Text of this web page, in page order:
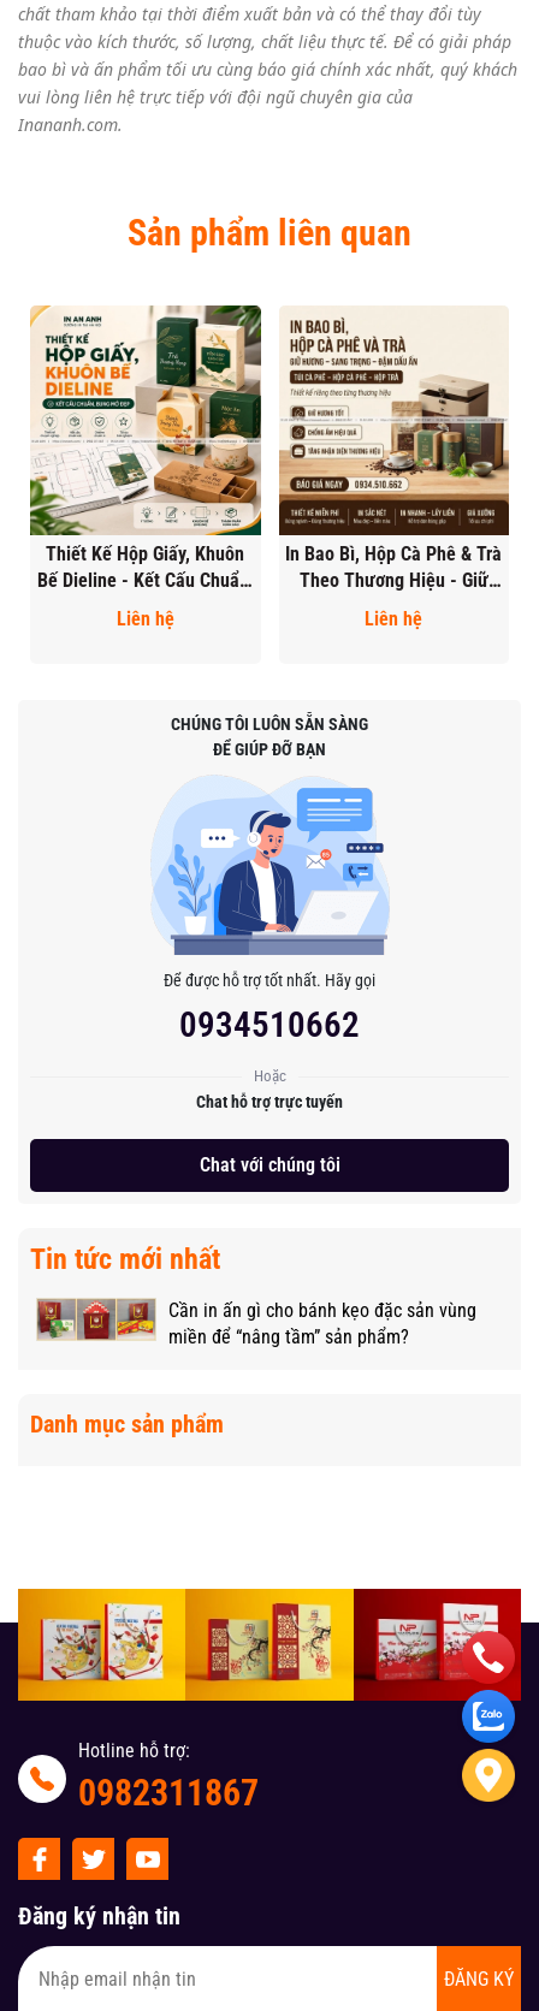
chất tham khảo tại thời điểm xuất bản và có thể thay đổi tùy
thuộc vào kích thước, số lượng, chất liệu thực tế. Để có giải pháp
bao bì và ấn phẩm tối ưu cùng báo giá chính xác nhất, quý khách
vui lòng liên hệ trực tiếp với đội ngũ chuyên gia của
Inananh.com.
Sản phẩm liên quan
Thiết Kế Hộp Giấy, Khuôn
Bế Dieline - Kết Cấu Chuẩn,
Bung Mở Đẹp
Liên hệ
In Bao Bì, Hộp Cà Phê & Trà
Theo Thương Hiệu - Giữ
Hương, Sang Trọng
Liên hệ
CHÚNG TÔI LUÔN SẴN SÀNG
ĐỂ GIÚP ĐỠ BẠN
Để được hỗ trợ tốt nhất. Hãy gọi
0934510662
Hoặc
Chat hỗ trợ trực tuyến
Chat với chúng tôi
Tin tức mới nhất
Cần in ấn gì cho bánh kẹo đặc sản vùng
miền để “nâng tầm” sản phẩm?
Danh mục sản phẩm
Hotline hỗ trợ:
0982311867
Đăng ký nhận tin
ĐĂNG KÝ